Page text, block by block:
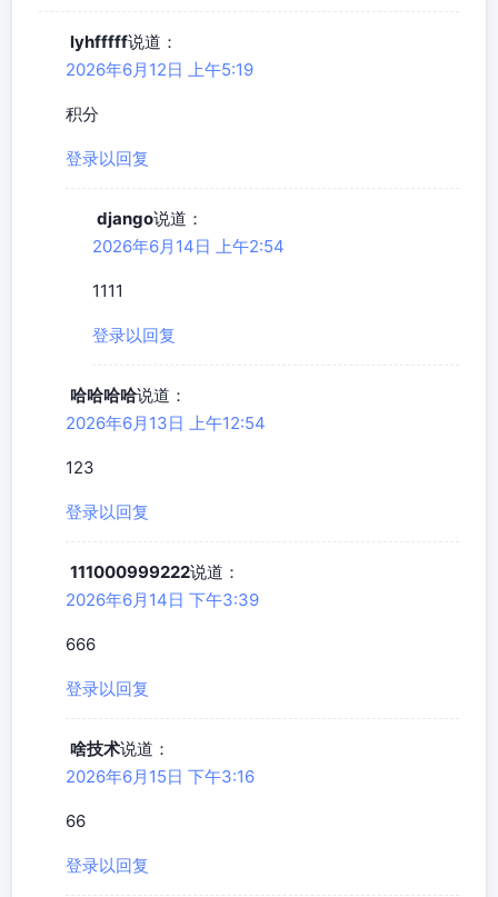
lyhfffff说道：
2026年6月12日 上午5:19
积分
登录以回复
django说道：
2026年6月14日 上午2:54
1111
登录以回复
哈哈哈哈说道：
2026年6月13日 上午12:54
123
登录以回复
111000999222说道：
2026年6月14日 下午3:39
666
登录以回复
啥技术说道：
2026年6月15日 下午3:16
66
登录以回复